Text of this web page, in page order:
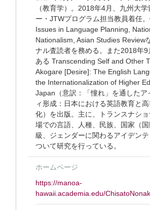
（教育学）。2018年4月、九州大
ー・JTWプログラム担当教員着任
Issues in Language Planning,
Nationalism, Asian Studies Review
ナル査読者を務める。また2018年
ある Transcending Self and Other
Akogare [Desire]: The English
the Internationalization of Higher
Japan（意訳：「憧れ」を通したア
ィ形成：日本における英語教育と
化）を出版。主に、トランスナシ
場での言語、人種、民族、国家（
級、ジェンダーに関わるアイデン
ついて研究を行っている。
ホームページ
https://manoa-
hawaii.academia.edu/